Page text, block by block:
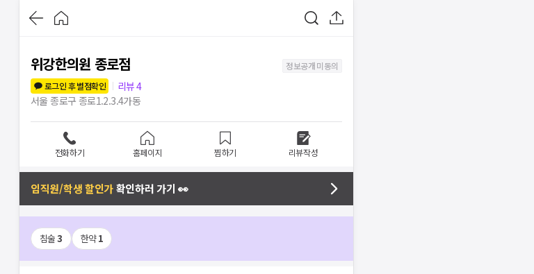
위강한의원 종로점
정보공개 미동의
로그인 후 별점확인
리뷰4
서울 종로구 종로1.2.3.4가동
전화하기 홈페이지 찜하기 리뷰작성
임직원/학생 할인가확인하러 가기 👀
침술3 한약1